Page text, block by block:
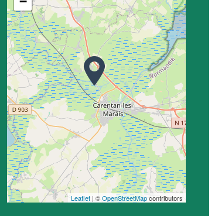
Leaflet| ©OpenStreetMapcontributors